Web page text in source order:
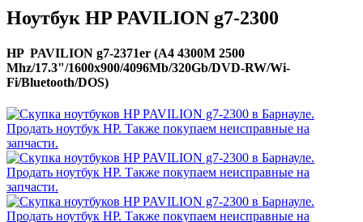
Ноутбук HP PAVILION g7-2300
HP PAVILION g7-2371er (A4 4300M 2500
Mhz/17.3"/1600x900/4096Mb/320Gb/DVD-RW/Wi-
Fi/Bluetooth/DOS)